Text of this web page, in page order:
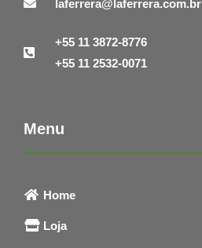
laferrera@laferrera.com.br
+55 11 3872-8776
+55 11 2532-0071
Menu
Home
Loja